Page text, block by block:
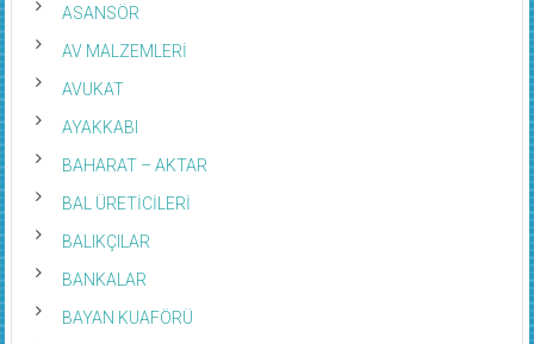
ASANSÖR
AV MALZEMLERİ
AVUKAT
AYAKKABI
BAHARAT – AKTAR
BAL ÜRETİCİLERİ
BALIKÇILAR
BANKALAR
BAYAN KUAFÖRÜ